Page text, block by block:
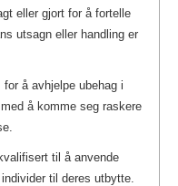
eller gjort for å fortelle
utsagn eller handling er
å avhjelpe ubehag i
å komme seg raskere
til å anvende
til deres utbytte.